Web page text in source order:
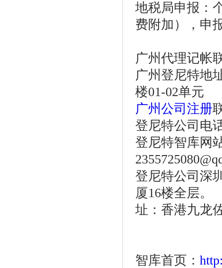
地税局申报：
费附加），申
广州代理记帐
广州登尼特地
楼01-02单元
广州公司注册
登尼特公司电
登尼特智库网
登尼特公司深
厦16楼
址：香港九龙
智库首页：